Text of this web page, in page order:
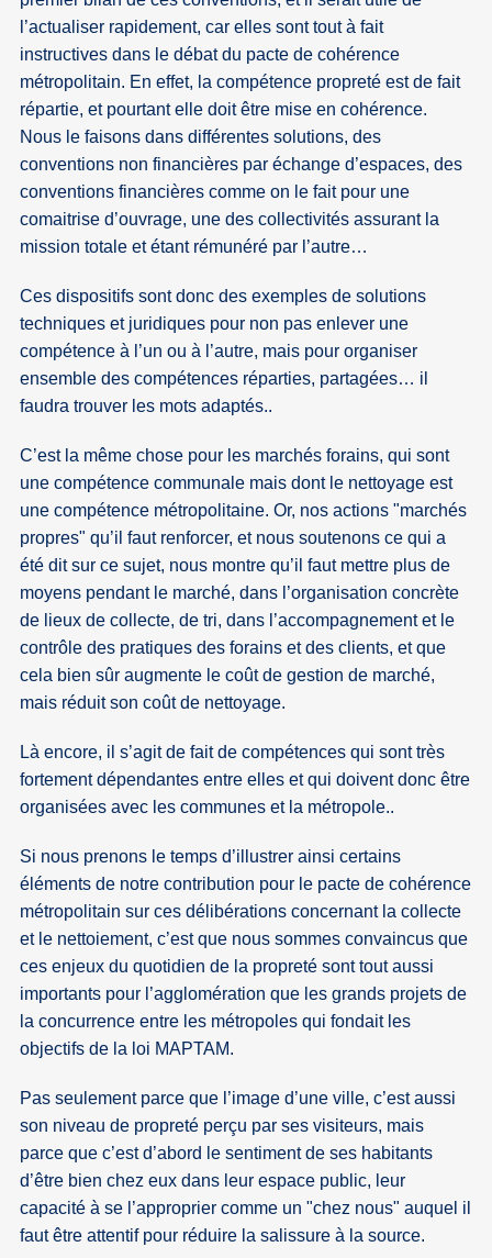
l’actualiser rapidement, car elles sont tout à fait
instructives dans le débat du pacte de cohérence
métropolitain. En effet, la compétence propreté est de fait
répartie, et pourtant elle doit être mise en cohérence.
Nous le faisons dans différentes solutions, des
conventions non financières par échange d’espaces, des
conventions financières comme on le fait pour une
comaitrise d’ouvrage, une des collectivités assurant la
mission totale et étant rémunéré par l’autre…
Ces dispositifs sont donc des exemples de solutions
techniques et juridiques pour non pas enlever une
compétence à l’un ou à l’autre, mais pour organiser
ensemble des compétences réparties, partagées… il
faudra trouver les mots adaptés..
C’est la même chose pour les marchés forains, qui sont
une compétence communale mais dont le nettoyage est
une compétence métropolitaine. Or, nos actions "marchés
propres" qu’il faut renforcer, et nous soutenons ce qui a
été dit sur ce sujet, nous montre qu’il faut mettre plus de
moyens pendant le marché, dans l’organisation concrète
de lieux de collecte, de tri, dans l’accompagnement et le
contrôle des pratiques des forains et des clients, et que
cela bien sûr augmente le coût de gestion de marché,
mais réduit son coût de nettoyage.
Là encore, il s’agit de fait de compétences qui sont très
fortement dépendantes entre elles et qui doivent donc être
organisées avec les communes et la métropole..
Si nous prenons le temps d’illustrer ainsi certains
éléments de notre contribution pour le pacte de cohérence
métropolitain sur ces délibérations concernant la collecte
et le nettoiement, c’est que nous sommes convaincus que
ces enjeux du quotidien de la propreté sont tout aussi
importants pour l’agglomération que les grands projets de
la concurrence entre les métropoles qui fondait les
objectifs de la loi MAPTAM.
Pas seulement parce que l’image d’une ville, c’est aussi
son niveau de propreté perçu par ses visiteurs, mais
parce que c’est d’abord le sentiment de ses habitants
d’être bien chez eux dans leur espace public, leur
capacité à se l’approprier comme un "chez nous" auquel il
faut être attentif pour réduire la salissure à la source.